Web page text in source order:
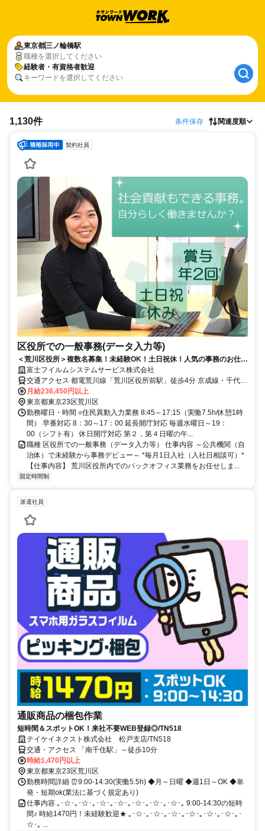
東京都三ノ輪橋駅
職種を選択してください
経験者・有資格者歓迎
キーワードを選択してください
1,130件 条件保存 関連度順
契約社員
区役所での一般事務(データ入力等)
＜荒川区役所＞複数名募集！未経験OK！土日祝休！人気の事務のお仕事
◎社会貢献に携わるチャンス！
富士フイルムシステムサービス株式会社
交通アクセス 都電荒川線「荒川区役所前駅」徒歩4分 京成線・千代田
線「町屋駅」徒歩12分 JR常磐線「三河島駅」徒歩10分 ☆自転車通勤
可です
月給236,450円以上
東京都東京23区荒川区
勤務曜日・時間 ○住民異動入力業務 8:45～17:15（実働7.5h/休憩1時
間） 早番対応 8：30～17：00 延長開庁対応 毎週水曜日～19：
00（シフト有） 休日開庁対応 第２，第４日曜の午...
職種 区役所での一般事務（データ入力等） 仕事内容 ～公共機関（自
治体）で未経験から事務デビュー～ *毎月1日入社（入社日相談可）*
【仕事内容】 荒川区役所内でのバックオフィス業務をお任せしま...
固定時間制
派遣社員
通販商品の梱包作業
短時間＆スポットOK！来社不要WEB登録◎/TN518
テイケイネクスト株式会社 松戸支店/TN518
交通・アクセス 「南千住駅」～徒歩10分
時給1,470円以上
東京都東京23区荒川区
勤務時間詳細 ⏰9:00-14:30(実働5.5h) ◆月～日曜 ◆週1日～OK ◆単
発・短期ok(業法に基づく規定あり)
仕事内容 ｡･☆･｡･☆･｡･☆･｡･☆･｡･☆･｡･☆･｡･☆･｡ 9:00-14:30の短時
間♪ 時給1470円！未経験歓迎★ ｡･☆･｡･☆･｡･☆･｡･☆･｡･☆･｡･☆･｡･
☆･｡ ...